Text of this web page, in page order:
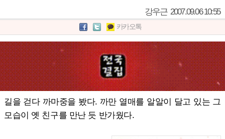
강우근 2007.09.06 10:55
카카오톡
길을 걷다 까마중을 봤다. 까만 열매를 알알이 달고 있는 그
모습이 옛 친구를 만난 듯 반가웠다.